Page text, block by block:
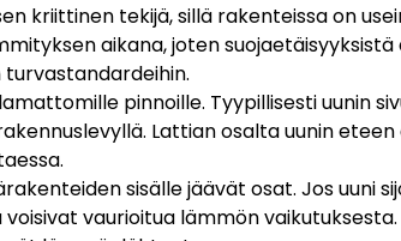
kriittinen tekijä, sillä rakenteissa on
aikana, joten
pinnoille. Tyypillisesti uunin
Lattian osalta uunin
sisälle jäävät osat. Jos
vaurioitua lämmön vaikutuksesta.